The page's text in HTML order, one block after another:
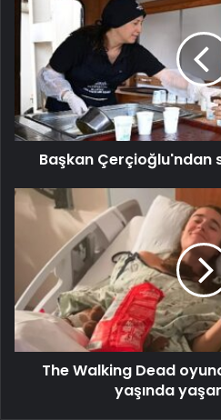
Başkan Çerçioğlu'ndan
The Walking Dead
yaşında